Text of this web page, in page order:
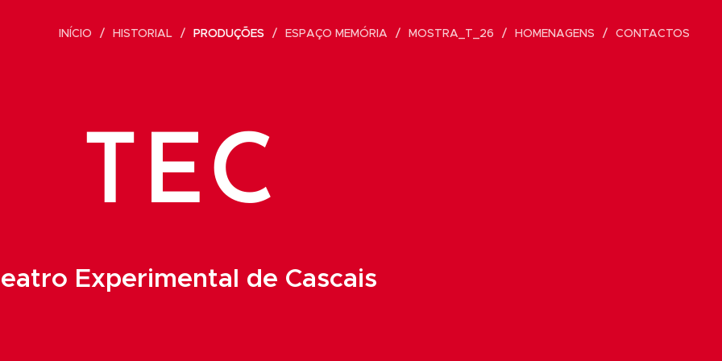
INÍCIO HISTORIAL PRODUÇÕES ESPAÇO MEMÓRIA MOSTRA_T_26 HOMENAGENS CONTACTOS
TEC
Experimental de Cascais